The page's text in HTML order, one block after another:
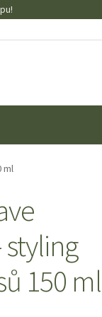
ml
styling
150 ml